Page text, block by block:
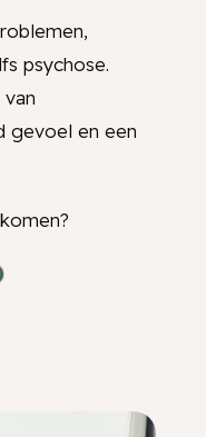
psychose.
gevoel en een